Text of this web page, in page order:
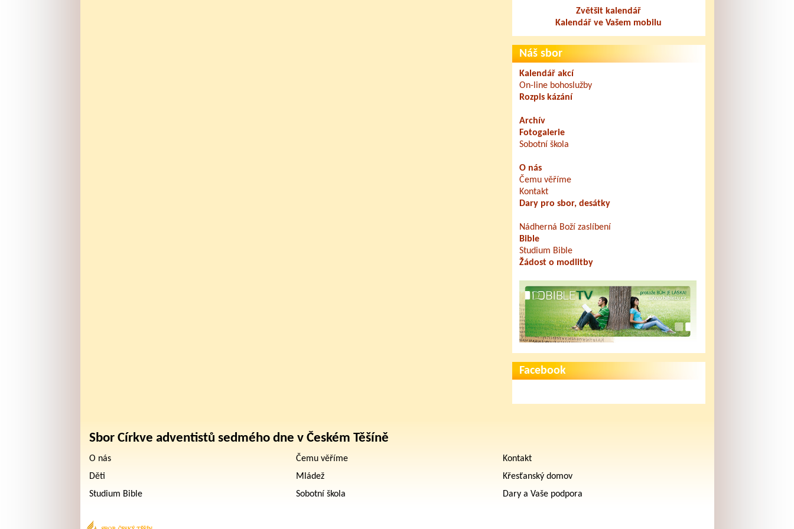
Zvětšit kalendář
Kalendář ve Vašem mobilu
Náš sbor
Kalendář akcí
On-line bohoslužby
Rozpis kázání
Archív
Fotogalerie
Sobotní škola
O nás
Čemu věříme
Kontakt
Dary pro sbor, desátky
Nádherná Boží zaslíbení
Bible
Studium Bible
Žádost o modlitby
Facebook
Sbor Církve adventistů sedmého dne v Českém Těšíně
O nás Čemu věříme
Kontakt
Děti
Mládež
Křesťanský domov
Studium Bible
Sobotní škola Dary a Vaše podpora